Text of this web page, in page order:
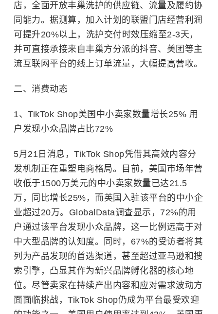
店，全面开放丰巢洗护的供应链、流量及履约协
同能力。据测算，加入计划的联盟门店经营利润
可提升20%以上，洗护交付时效压缩至2-3天，
并可直接承接来自丰巢方分派的抖音、美团等主
流互联网平台的线上订单流量，大幅提高营收。
二、消费动态
1、TikTok Shop美国中小卖家数量增长25% 用
户发现小众品牌占比72%
5月21日消息，TikTok Shop凭借其高效内容分
发机制正在重塑电商格局。目前，美国市场年营
收低于1500万美元的中小卖家数量已达21.5
万，同比增长25%，而英国入驻该平台的中小企
业超过20万。GlobalData调查显示，72%的用
户通过该平台发现小众品牌，这一比例远高于对
中大型品牌的认知度。同时，67%的受访者将其
列为产品发现的首选渠道，甚至超过亚马逊和搜
索引擎，凸显其作为新兴品牌孵化器的核心地
位。尽管卖家在持续产出内容和应对需求波动方
面面临挑战，TikTok Shop仍成为平台最受欢迎